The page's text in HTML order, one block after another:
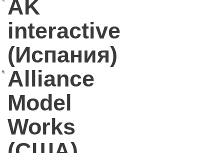
AK
interactive
(Испания)
Alliance
Model
Works